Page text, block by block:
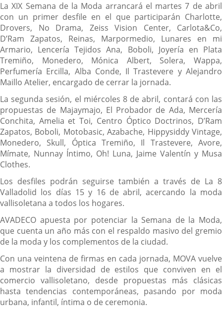
La XIX Semana de la Moda arrancará el martes 7 de abril
con un primer desfile en el que participarán Charlotte,
Drovers, No Drama, Zeiss Vision Center, Carlota&Co,
D’Ram Zapatos, Reinas, Marpormedio, Lunares en mi
Armario, Lencería Tejidos Ana, Boboli, Joyería en Plata
Tremiño, Monedero, Mónica Albert, Solera, Wappa,
Perfumería Ercilla, Alba Conde, Il Trastevere y Alejandro
Maillo Atelier, encargado de cerrar la jornada.
La segunda sesión, el miércoles 8 de abril, contará con las
propuestas de Majaymajo, El Probador de Ada, Mercería
Conchita, Amelia et Toi, Centro Óptico Doctrinos, D’Ram
Zapatos, Boboli, Motobasic, Azabache, Hippysiddy Vintage,
Monedero, Skull, Óptica Tremiño, Il Trastevere, Avore,
Mímate, Nunnay Íntimo, Oh! Luna, Jaime Valentín y Musa
Clothes.
Los desfiles podrán seguirse también a través de La 8
Valladolid los días 15 y 16 de abril, acercando la moda
vallisoletana a todos los hogares.
AVADECO apuesta por potenciar la Semana de la Moda,
que cuenta un año más con el respaldo masivo del gremio
de la moda y los complementos de la ciudad.
Con una veintena de firmas en cada jornada, MOVA vuelve
a mostrar la diversidad de estilos que conviven en el
comercio vallisoletano, desde propuestas más clásicas
hasta tendencias contemporáneas, pasando por moda
urbana, infantil, íntima o de ceremonia.